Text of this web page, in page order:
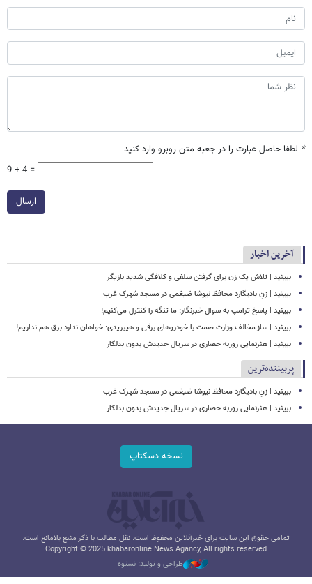
* لطفا حاصل عبارت را در جعبه متن روبرو وارد کنید
9 + 4 =
ارسال
آخرین اخبار
ببینید | تلاش یک زن برای گرفتن سلفی و کلافگی شدید بازیگر
ببینید | زنِ بادیگارد محافظ نیوشا ضیغمی در مسجد شهرک غرب
ببینید | پاسخ ترامپ به سوال خبرنگار: ما تنگه را کنترل می‌کنیم!
ببینید | ساز مخالف وزارت صمت با خودروهای برقی و هیبریدی: خواهان ندارد برق هم نداریم!
ببینید | هنرنمایی روزبه حصاری در سریال جدیدش بدون بدلکار
پربیننده‌ترین
ببینید | زنِ بادیگارد محافظ نیوشا ضیغمی در مسجد شهرک غرب
ببینید | هنرنمایی روزبه حصاری در سریال جدیدش بدون بدلکار
نسخه دسکتاپ
تمامی حقوق این سایت برای خبرآنلاین محفوظ است. نقل مطالب با ذکر منبع بلامانع است.
Copyright © 2025 khabaronline News Agancy, All rights reserved
طراحی و تولید: نستوه